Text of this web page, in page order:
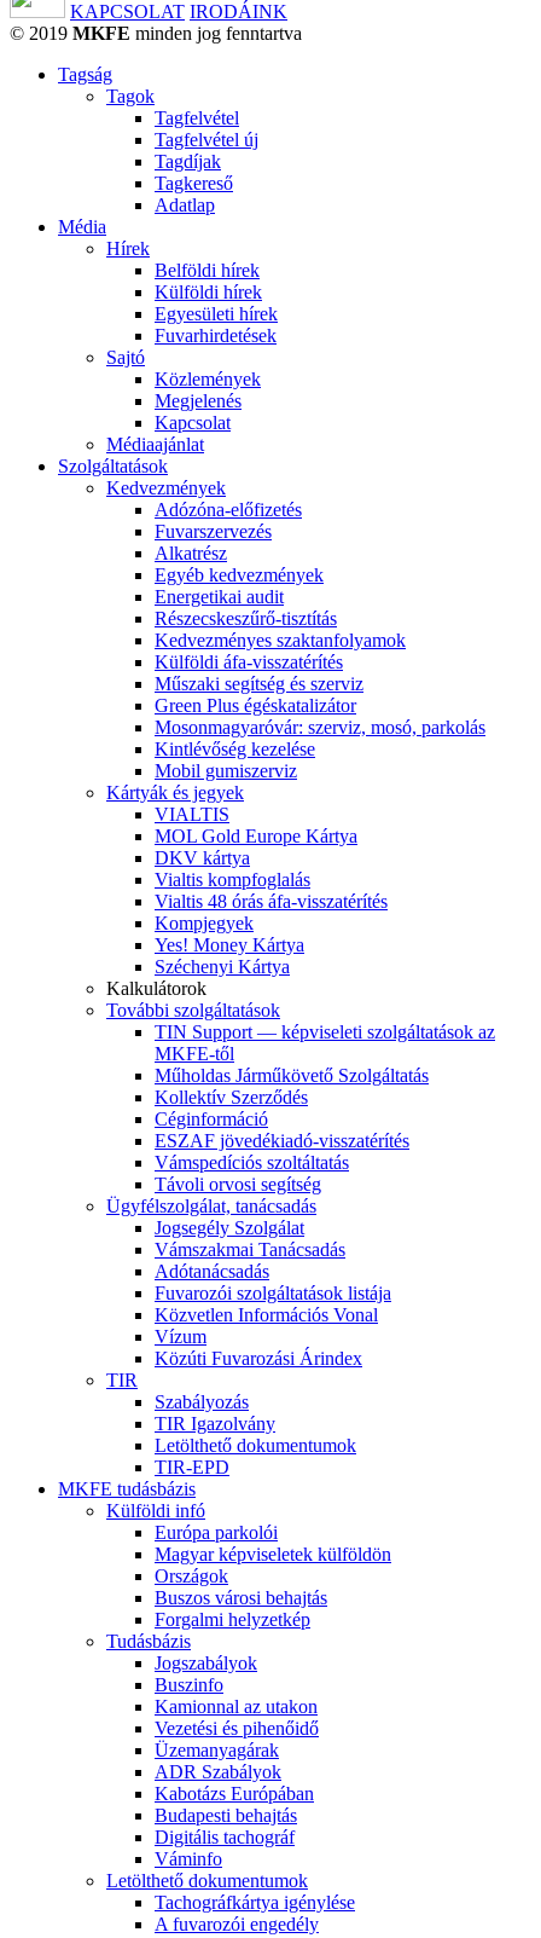
KAPCSOLAT IRODÁINK
© 2019 MKFE minden jog fenntartva
Tagság
Tagok
Tagfelvétel
Tagfelvétel új
Tagdíjak
Tagkereső
Adatlap
Média
Hírek
Belföldi hírek
Külföldi hírek
Egyesületi hírek
Fuvarhirdetések
Sajtó
Közlemények
Megjelenés
Kapcsolat
Médiaajánlat
Szolgáltatások
Kedvezmények
Adózóna-előfizetés
Fuvarszervezés
Alkatrész
Egyéb kedvezmények
Energetikai audit
Részecskeszűrő-tisztítás
Kedvezményes szaktanfolyamok
Külföldi áfa-visszatérítés
Műszaki segítség és szerviz
Green Plus égéskatalizátor
Mosonmagyaróvár: szerviz, mosó, parkolás
Kintlévőség kezelése
Mobil gumiszerviz
Kártyák és jegyek
VIALTIS
MOL Gold Europe Kártya
DKV kártya
Vialtis kompfoglalás
Vialtis 48 órás áfa-visszatérítés
Kompjegyek
Yes! Money Kártya
Széchenyi Kártya
Kalkulátorok
További szolgáltatások
TIN Support — képviseleti szolgáltatások az
MKFE-től
Műholdas Járműkövető Szolgáltatás
Kollektív Szerződés
Céginformáció
ESZAF jövedékiadó-visszatérítés
Vámspedíciós szoltáltatás
Távoli orvosi segítség
Ügyfélszolgálat, tanácsadás
Jogsegély Szolgálat
Vámszakmai Tanácsadás
Adótanácsadás
Fuvarozói szolgáltatások listája
Közvetlen Információs Vonal
Vízum
Közúti Fuvarozási Árindex
TIR
Szabályozás
TIR Igazolvány
Letölthető dokumentumok
TIR-EPD
MKFE tudásbázis
Külföldi infó
Európa parkolói
Magyar képviseletek külföldön
Országok
Buszos városi behajtás
Forgalmi helyzetkép
Tudásbázis
Jogszabályok
Buszinfo
Kamionnal az utakon
Vezetési és pihenőidő
Üzemanyagárak
ADR Szabályok
Kabotázs Európában
Budapesti behajtás
Digitális tachográf
Váminfo
Letölthető dokumentumok
Tachográfkártya igénylése
A fuvarozói engedély